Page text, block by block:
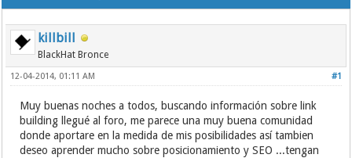
killbill
BlackHat Bronce
#1
12-04-2014, 01:11 AM
Muy buenas noches a todos, buscando información sobre link
building llegué al foro, me parece una muy buena comunidad
donde aportare en la medida de mis posibilidades así tambien
deseo aprender mucho sobre posicionamiento y SEO ...tengan